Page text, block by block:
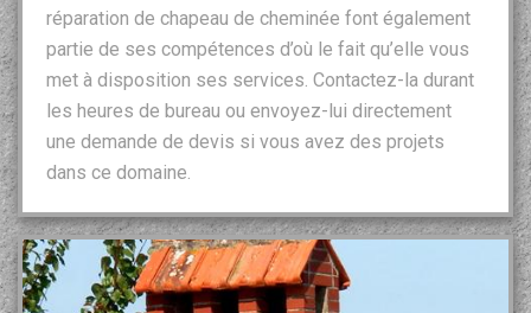
réparation de chapeau de cheminée font également
partie de ses compétences d’où le fait qu’elle vous
met à disposition ses services. Contactez-la durant
les heures de bureau ou envoyez-lui directement
une demande de devis si vous avez des projets
dans ce domaine.